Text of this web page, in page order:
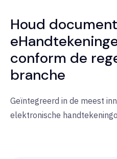
Houd
conform de
branche
Geïntegreerd in de meest
elektronische